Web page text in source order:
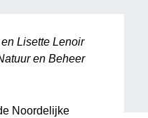
Lisette Lenoir
en Beheer
Noordelijke